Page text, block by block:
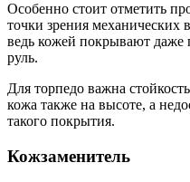
Особенно стоит отметить
точки зрения механических
ведь кожей покрывают даже
руль.
Для торпедо важна
кожа также на высоте, а
такого покрытия.
Кожзаменитель